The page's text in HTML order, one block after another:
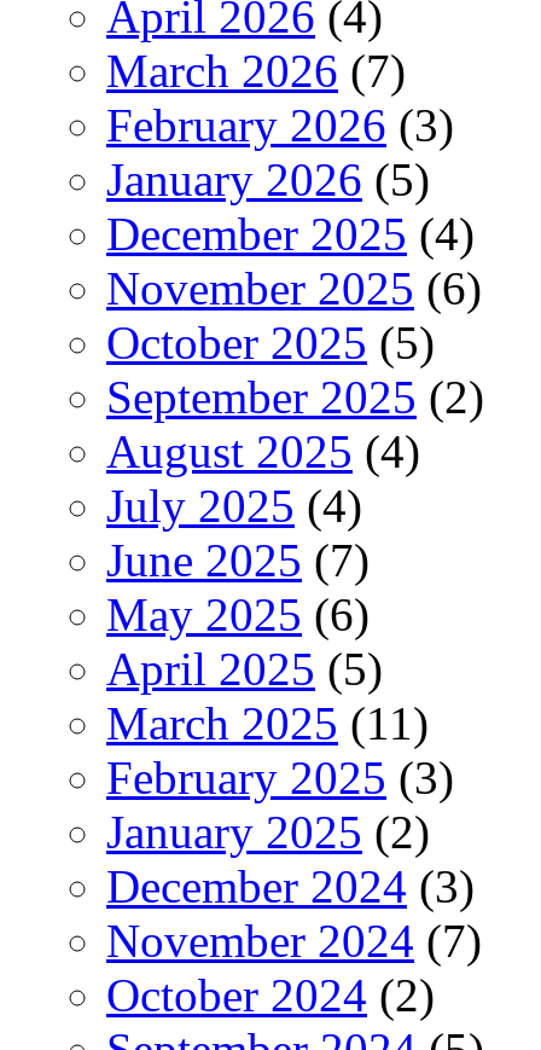
April 2026 (4)
March 2026 (7)
February 2026 (3)
January 2026 (5)
December 2025 (4)
November 2025 (6)
October 2025 (5)
September 2025 (2)
August 2025 (4)
July 2025 (4)
June 2025 (7)
May 2025 (6)
April 2025 (5)
March 2025 (11)
February 2025 (3)
January 2025 (2)
December 2024 (3)
November 2024 (7)
October 2024 (2)